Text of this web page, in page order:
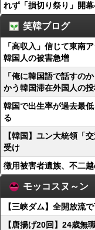
れず「損切り祭り」開
笑韓ブログ
「高収入」信じて東南
韓国人の被害急増
「俺に韓国語で話すの
かう韓国滞在外国人の
韓国で出生率が過去最
る
【韓国】ユン大統領「
受け
徴用被害者遺族、不二
モッコスヌ～ン
【三峡ダム】全開放流
【唐揚げ20回】24歳無